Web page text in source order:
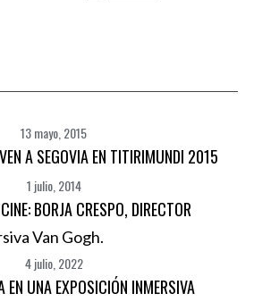
13 mayo, 2015
A SEGOVIA EN TITIRIMUNDI 2015
1 julio, 2014
BORJA CRESPO, DIRECTOR
4 julio, 2022
EN UNA EXPOSICIÓN INMERSIVA